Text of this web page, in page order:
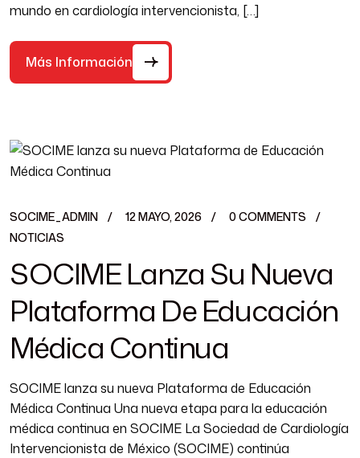
mundo en cardiología intervencionista, […]
Más Información
SOCIME_ADMIN 12 MAYO, 2026
0 COMMENTS
NOTICIAS
SOCIME Lanza Su Nueva
Plataforma De Educación
Médica Continua
SOCIME lanza su nueva Plataforma de Educación
Médica Continua Una nueva etapa para la educación
médica continua en SOCIME La Sociedad de Cardiología
Intervencionista de México (SOCIME) continúa